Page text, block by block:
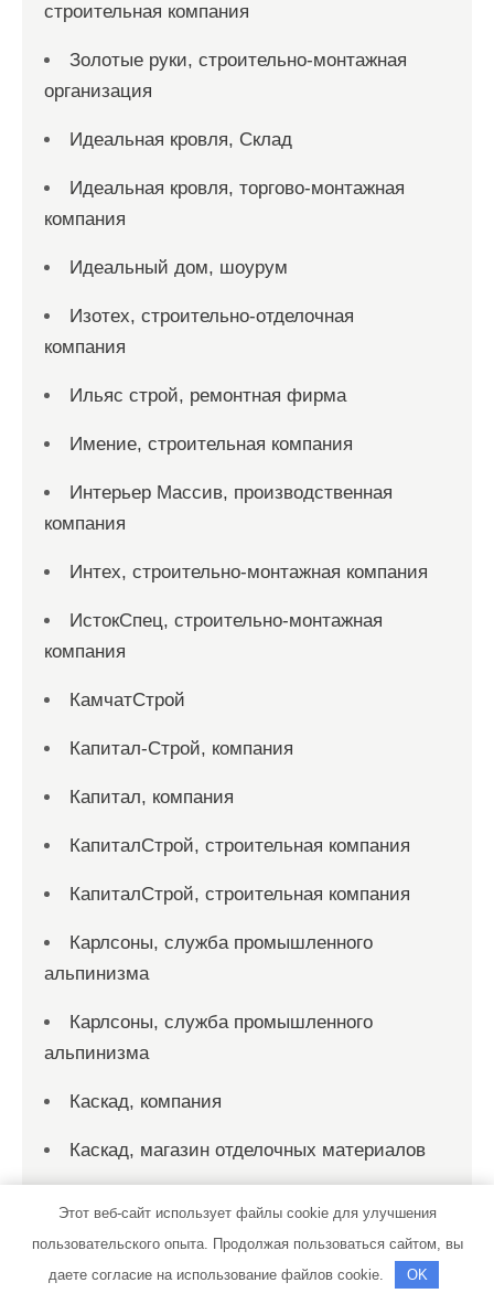
строительная компания
Золотые руки, строительно-монтажная
организация
Идеальная кровля, Склад
Идеальная кровля, торгово-монтажная
компания
Идеальный дом, шоурум
Изотех, строительно-отделочная
компания
Ильяс строй, ремонтная фирма
Имение, строительная компания
Интерьер Массив, производственная
компания
Интех, строительно-монтажная компания
ИстокСпец, строительно-монтажная
компания
КамчатСтрой
Капитал-Строй, компания
Капитал, компания
КапиталСтрой, строительная компания
КапиталСтрой, строительная компания
Карлсоны, служба промышленного
альпинизма
Карлсоны, служба промышленного
альпинизма
Каскад, компания
Каскад, магазин отделочных материалов
Клевер, строительная компания
Этот веб-сайт использует файлы cookie для улучшения
пользовательского опыта. Продолжая пользоваться сайтом, вы
даете согласие на использование файлов cookie.
OK